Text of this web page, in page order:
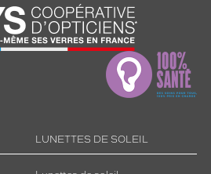
LUNETTES DE SOLEIL